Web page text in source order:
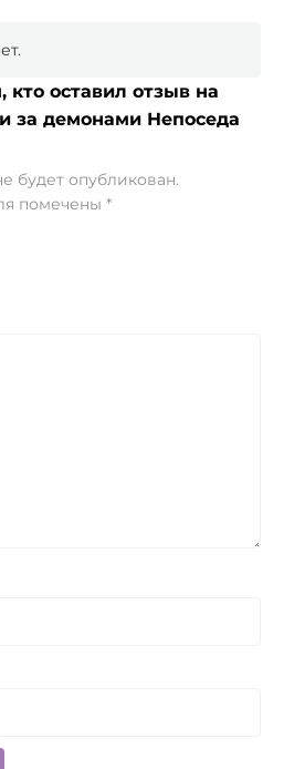
кто оставил отзыв на
за демонами Непоседа
будет опубликован.
помечены *